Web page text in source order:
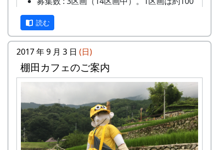
黄金色に実った稲の他にも、蕎麦の華が満開で見
頃です。
平方メートルです。
応募資格 : まじめに農業に取り組み、自然と
ふれあう勇気をお持ちで、地域になじめるか
た。家族や団体でも結構です。
年会費 : 1区画5万円です。
申込み期限 : 2018年2月28日。
選考 : 応募者が募集数を超えた場合は、アン
ケート回答をもとに、当協議会で書類選考さ
せていただきます。
申込み方法 : 下記の申込み窓口に、電話、
FAXまたはメールでお申し込み下さい（FAX
またはメールの場合は、郵便番号、住所、氏
読む
2017 年 9 月 3 日 (日)
棚田カフェのご案内